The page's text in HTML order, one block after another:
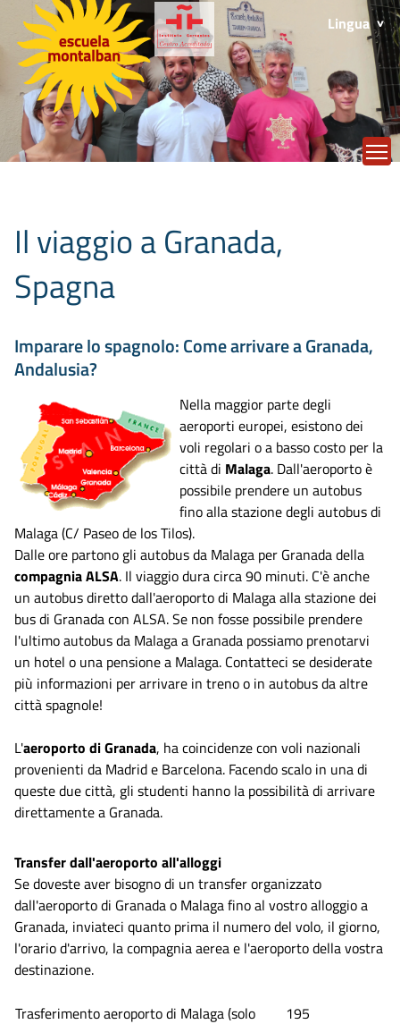
Lingua
Il viaggio a Granada,
Spagna
Imparare lo spagnolo: Come arrivare a Granada,
Andalusia?
Nella maggior parte degli
aeroporti europei, esistono dei
voli regolari o a basso costo per la
città di Malaga. Dall'aeroporto è
possibile prendere un autobus
fino alla stazione degli autobus di
Malaga (C/ Paseo de los Tilos).
Dalle ore partono gli autobus da Malaga per Granada della
compagniaALSA. Il viaggio dura circa 90 minuti. C'è anche
un autobus diretto dall'aeroporto di Malaga alla stazione dei
bus di Granada con ALSA. Se non fosse possibile prendere
l'ultimo autobus da Malaga a Granada possiamo prenotarvi
un hotel o una pensione a Malaga. Contatteci se desiderate
più informazioni per arrivare in treno o in autobus da altre
città spagnole!
L'aeroporto di Granada, ha coincidenze con voli nazionali
provenienti da Madrid e Barcelona. Facendo scalo in una di
queste due città, gli studenti hanno la possibilità di arrivare
direttamente a Granada.
Transfer dall'aeroporto all'alloggi
Se doveste aver bisogno di un transfer organizzato
dall'aeroporto di Granada o Malaga fino al vostro alloggio a
Granada, inviateci quanto prima il numero del volo, il giorno,
l'orario d'arrivo, la compagnia aerea e l'aeroporto della vostra
destinazione.
Trasferimento aeroporto di Malaga (solo
195